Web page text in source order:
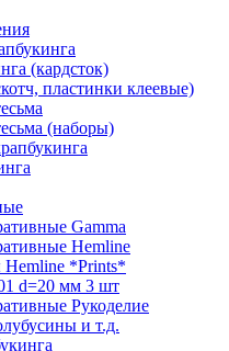
(кардсток)
пластинки клеевые)
(наборы)
Gamma
Hemline
*Prints*
d=20 мм 3 шт
Рукоделие
и т.д.